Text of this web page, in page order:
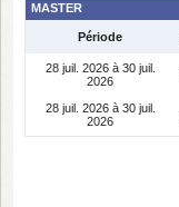
MASTER
Période
28 juil. 2026 à 30 juil.
2026
28 juil. 2026 à 30 juil.
2026